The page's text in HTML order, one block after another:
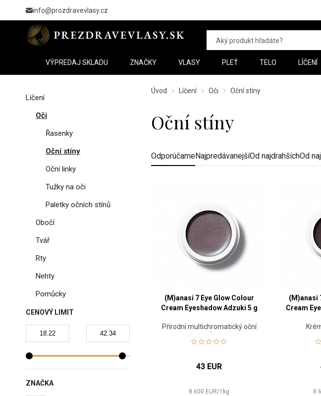
info@prozdravevlasy.cz
VÝPREDAJ SKLADU ZNAČKY VLASY PLEŤ TELO LÍČENÍ
Líčení
Oči
Řasenky
Oční stíny
Oční linky
Tužky na oči
Paletky očních stínů
Obočí
Tvář
Rty
Nehty
Pomůcky
CENOVÝ LIMIT
ZNAČKA
Úvod Líčení Oči Oční stíny
Oční stíny
OdporúčameNajpredávanejšíOd najdrahšíchOd
(M)anasi 7 Eye Glow Colour
Cream Eyeshadow Adzuki 5 g
Přírodní multichromatický oční
stín
43 EUR
8 600 EUR/1 kg
(M)anasi
Cream
8